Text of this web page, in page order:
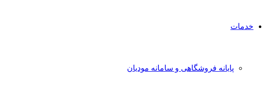
خدمات
پایانه فروشگاهی و سامانه مودیان